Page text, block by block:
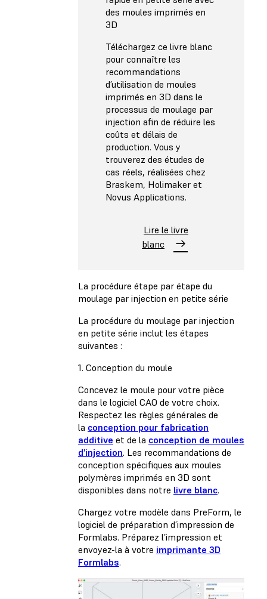
des moules imprimés en
3D
Téléchargez ce livre blanc
pour connaître les
recommandations
d’utilisation de moules
imprimés en 3D dans le
processus de moulage par
injection afin de réduire les
coûts et délais de
production. Vous y
trouverez des études de
cas réels, réalisées chez
Braskem, Holimaker et
Novus Applications.
Lire le livre
blanc
La procédure étape par étape du
moulage par injection en petite série
La procédure du moulage par injection
en petite série inclut les étapes
suivantes :
1. Conception du moule
Concevez le moule pour votre pièce
dans le logiciel CAO de votre choix.
Respectez les règles générales de
la conception pour fabrication
additive et de la conception de moules
d’injection. Les recommandations de
conception spécifiques aux moules
polymères imprimés en 3D sont
disponibles dans notre livre blanc.
Chargez votre modèle dans PreForm, le
logiciel de préparation d’impression de
Formlabs. Préparez l’impression et
envoyez-la à votre imprimante 3D
Formlabs.